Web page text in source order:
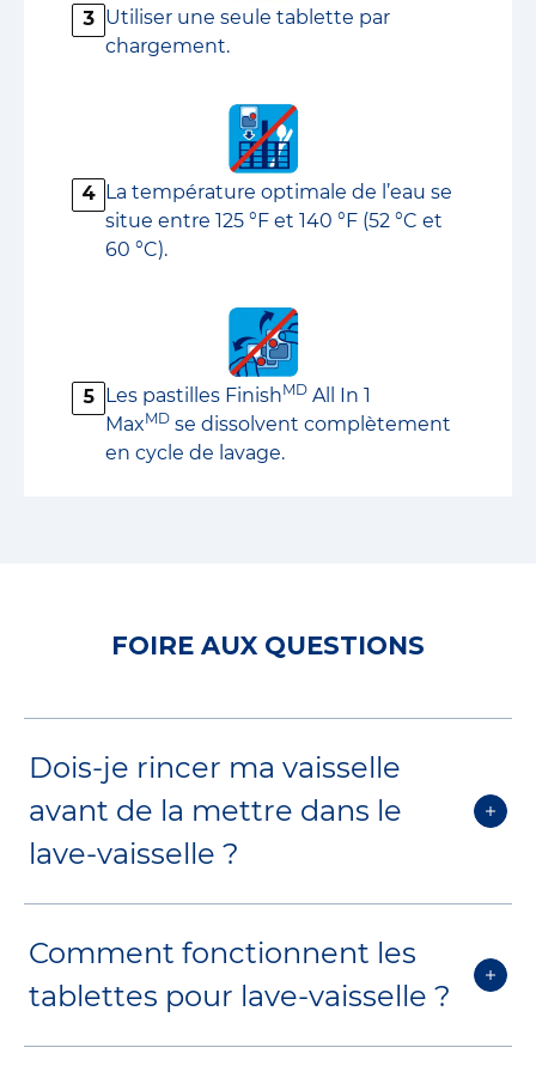
3 Utiliser une seule tablette par
chargement.
4 La température optimale de l’eau se
situe entre 125 °F et 140 °F (52 °C et
60 °C).
5 Les pastilles FinishMD All In 1
MaxMD se dissolvent complètement
en cycle de lavage.
FOIRE AUX QUESTIONS
Dois-je rincer ma vaisselle
avant de la mettre dans le
lave-vaisselle ?
Pas besoin de le faire ! Le prérinçage
nombreux ménages canadiens le
fassent, cela prend du temps etgaspille
Comment fonctionnent les
tablettes pour lave-vaisselle ?